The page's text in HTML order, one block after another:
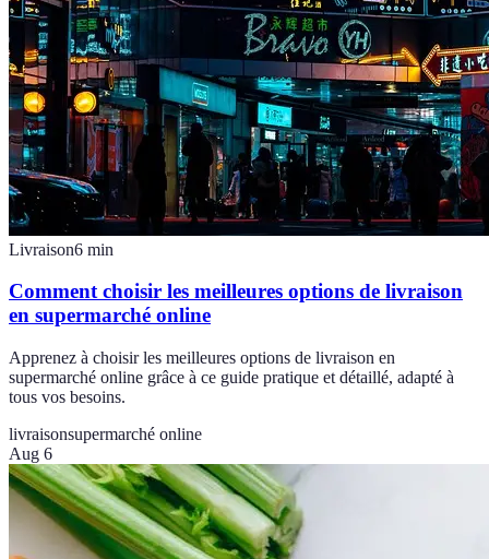
Livraison6 min
Comment choisir les meilleures options de livraison
en supermarché online
Apprenez à choisir les meilleures options de livraison en
supermarché online grâce à ce guide pratique et détaillé, adapté à
tous vos besoins.
livraisonsupermarché online
Aug 6